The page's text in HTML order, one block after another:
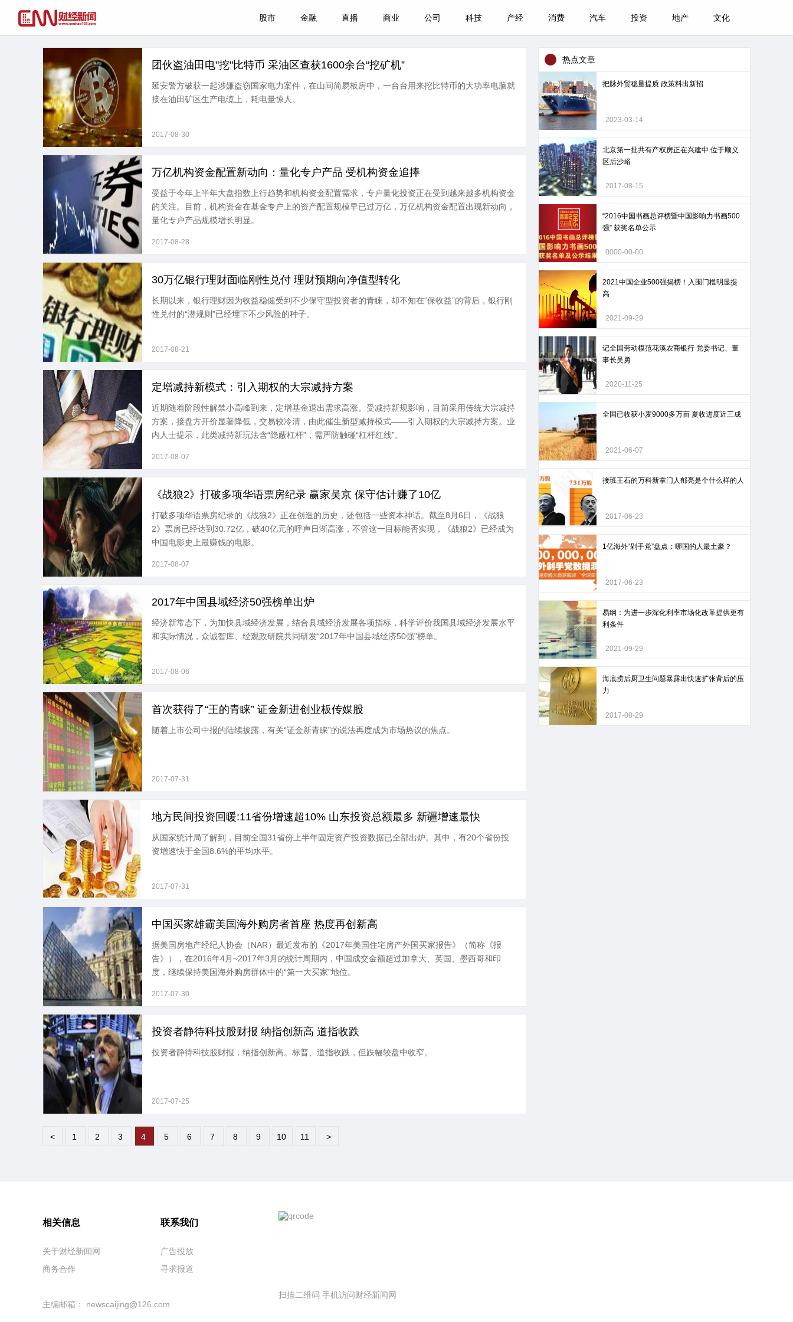
股市 金融 直播 商业 公司 科技 产经 消费 汽车 投资 地产 文化
团伙盗油田电"挖"比特币 采油区查获1600余台“挖矿机”
延安警方破获一起涉嫌盗窃国家电力案件，在山间简易板房中，一台台用来挖比特币的大功率电脑就
接在油田矿区生产电缆上，耗电量惊人。
2017-08-30
万亿机构资金配置新动向：量化专户产品 受机构资金追捧
受益于今年上半年大盘指数上行趋势和机构资金配置需求，专户量化投资正在受到越来越多机构资金
的关注。目前，机构资金在基金专户上的资产配置规模早已过万亿，万亿机构资金配置出现新动向，
量化专户产品规模增长明显。
2017-08-28
30万亿银行理财面临刚性兑付 理财预期向净值型转化
长期以来，银行理财因为收益稳健受到不少保守型投资者的青睐，却不知在“保收益”的背后，银行刚
性兑付的“潜规则”已经埋下不少风险的种子。
2017-08-21
定增减持新模式：引入期权的大宗减持方案
近期随着阶段性解禁小高峰到来，定增基金退出需求高涨。受减持新规影响，目前采用传统大宗减持
方案，接盘方开价显著降低，交易较冷清，由此催生新型减持模式——引入期权的大宗减持方案。业
内人士提示，此类减持新玩法含“隐蔽杠杆”，需严防触碰“杠杆红线”。
2017-08-07
《战狼2》打破多项华语票房纪录 赢家吴京 保守估计赚了10亿
打破多项华语票房纪录的《战狼2》正在创造的历史，还包括一些资本神话。截至8月6日，《战狼
2》票房已经达到30.72亿，破40亿元的呼声日渐高涨，不管这一目标能否实现，《战狼2》已经成为
中国电影史上最赚钱的电影。
2017-08-07
2017年中国县域经济50强榜单出炉
经济新常态下，为加快县域经济发展，结合县域经济发展各项指标，科学评价我国县域经济发展水平
和实际情况，众诚智库、经观政研院共同研发“2017年中国县域经济50强”榜单。
2017-08-06
首次获得了“王的青睐” 证金新进创业板传媒股
随着上市公司中报的陆续披露，有关“证金新青睐”的说法再度成为市场热议的焦点。
2017-07-31
地方民间投资回暖:11省份增速超10% 山东投资总额最多 新疆增速最快
从国家统计局了解到，目前全国31省份上半年固定资产投资数据已全部出炉。其中，有20个省份投
资增速快于全国8.6%的平均水平。
2017-07-31
中国买家雄霸美国海外购房者首座 热度再创新高
据美国房地产经纪人协会（NAR）最近发布的《2017年美国住宅房产外国买家报告》（简称《报
告》），在2016年4月~2017年3月的统计周期内，中国成交金额超过加拿大、英国、墨西哥和印
度，继续保持美国海外购房群体中的“第一大买家”地位。
2017-07-30
投资者静待科技股财报 纳指创新高 道指收跌
投资者静待科技股财报，纳指创新高。标普、道指收跌，但跌幅较盘中收窄。
2017-07-25
< 1 2 3 4 5 6 7 8 9 10 11 >
热点文章
把脉外贸稳量提质 政策料出新招
2023-03-14
北京第一批共有产权房正在兴建中 位于顺义
区后沙峪
2017-08-15
“2016中国书画总评榜暨中国影响力书画500
强” 获奖名单公示
0000-00-00
2021中国企业500强揭榜！入围门槛明显提
高
2021-09-29
记全国劳动模范花溪农商银行 党委书记、董
事长吴勇
2020-11-25
全国已收获小麦9000多万亩 夏收进度近三成
2021-06-07
接班王石的万科新掌门人郁亮是个什么样的人
2017-06-23
1亿海外“剁手党”盘点：哪国的人最土豪？
2017-06-23
易纲：为进一步深化利率市场化改革提供更有
利条件
2021-09-29
海底捞后厨卫生问题暴露出快速扩张背后的压
力
2017-08-29
相关信息
关于财经新闻网
商务合作
联系我们
广告投放
寻求报道
扫描二维码 手机访问财经新闻网
主编邮箱：
newscaijing@126.com